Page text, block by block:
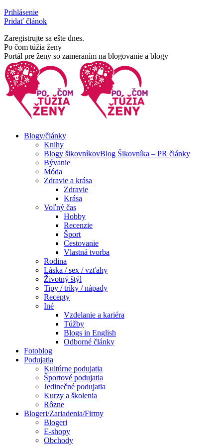
Skip
to
Prihlásenie
Pridať článok
Zaregistrujte sa ešte dnes.
Facebook
page
opens
in
new
window
Rss
page
opens
in
new
window
Po čom túžia ženy
Portál pre ženy so zameraním na blogovanie a blogy
Blogy/články
Knihy
Blogy šikovníkovBlog Šikovníka – PR články
Bývanie
Móda
Zdravie a krása
Zdravie
Krása
Voľný čas
Hobby
Recenzie
Šport
Cestovanie
Vlastná tvorba
Rodina
Láska / sex / vzťahy
Životný štýl
Tipy / triky / nápady
Recepty
Iné
Vzdelanie a kariéra
Túžby
Blogs in English
Odborné články
Fotoblog
Podujatia
Kultúrne podujatia
Športové podujatia
Jedinečné podujatia
Kurzy a školenia
Rôzne
Blogeri/Zariadenia/Firmy
Blogeri
E-shopy
Obchody